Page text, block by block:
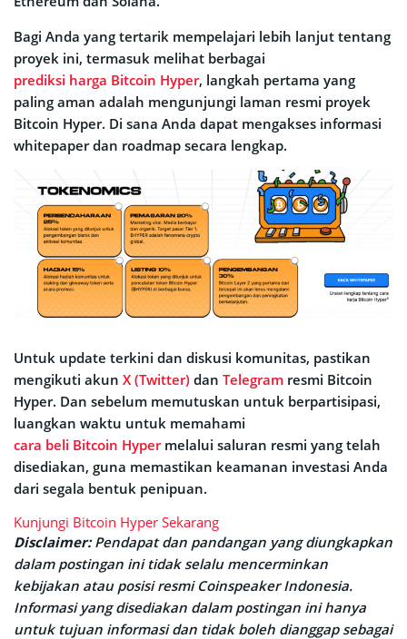
Bagi Anda yang tertarik mempelajari lebih lanjut tentang
proyek ini, termasuk melihat berbagai
prediksi harga Bitcoin Hyper, langkah pertama yang
paling aman adalah mengunjungi laman resmi proyek
Bitcoin Hyper. Di sana Anda dapat mengakses informasi
whitepaper dan roadmap secara lengkap.
Untuk update terkini dan diskusi komunitas, pastikan
mengikuti akun X (Twitter) dan Telegram resmi Bitcoin
Hyper. Dan sebelum memutuskan untuk berpartisipasi,
luangkan waktu untuk memahami
cara beli Bitcoin Hypermelalui saluran resmi yang telah
disediakan, guna memastikan keamanan investasi Anda
dari segala bentuk penipuan.
Kunjungi Bitcoin Hyper Sekarang
Disclaimer:Pendapat dan pandangan yang diungkapkan
dalam postingan ini tidak selalu mencerminkan
kebijakan atau posisi resmi Coinspeaker Indonesia.
Informasi yang disediakan dalam postingan ini hanya
untuk tujuan informasi dan tidak boleh dianggap sebagai